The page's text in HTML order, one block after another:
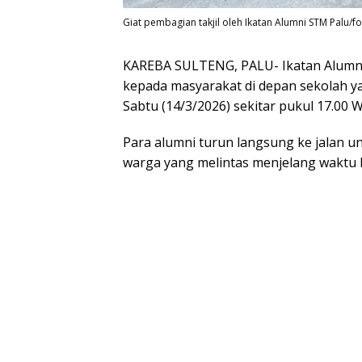
Giat pembagian takjil oleh Ikatan Alumni STM Palu/
KAREBA SULTENG, PALU- Ikatan
kepada masyarakat di depan sekolah
Sabtu (14/3/2026) sekitar pukul 17.00
Para alumni turun langsung ke jalan
warga yang melintas menjelang waktu